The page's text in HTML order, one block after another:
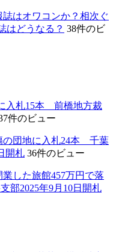
誌はオワコンか？相次ぐ
はどうなる？ 38件のビ
入札15本 前橋地方裁
件のビュー
の団地に入札24本 千葉
開札 36件のビュー
した旅館457万円で落
部2025年9月10日開札